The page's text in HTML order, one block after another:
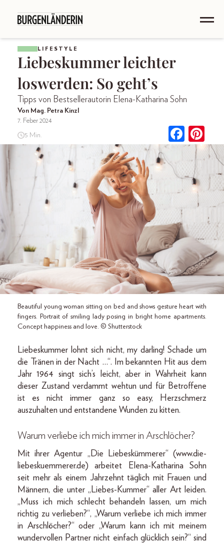
LIFESTYLE
Liebeskummer leichter
loswerden: So geht’s
Tipps von Bestsellerautorin Elena-Katharina Sohn
Von Mag. Petra Kinzl
7. Feber 2024
5 Min.
Beautiful young woman sitting on bed and shows gesture heart with
fingers. Portrait of smiling lady posing in bright home apartments.
Concept happiness and love. © Shutterstock
Liebeskummer lohnt sich nicht, my darling! Schade um
die Tränen in der Nacht …“. Im bekannten Hit aus dem
Jahr 1964 singt sich’s leicht, aber in Wahrheit kann
dieser Zustand verdammt wehtun und für Betroffene
ist es nicht immer ganz so easy, Herzschmerz
auszuhalten und entstandene Wunden zu kitten.
Warum verliebe ich mich immer in Arschlöcher?
Mit ihrer Agentur „Die Liebeskümmerer“ (www.die-
liebeskuemmerer.de) arbeitet Elena-Katharina Sohn
seit mehr als einem Jahrzehnt täglich mit Frauen und
Männern, die unter „Liebes-Kummer“ aller Art leiden.
„Muss ich mich schlecht behandeln lassen, um mich
richtig zu verlieben?“, „Warum verliebe ich mich immer
in Arschlöcher?“ oder „Warum kann ich mit meinem
wundervollen Partner nicht einfach glücklich sein?“ sind